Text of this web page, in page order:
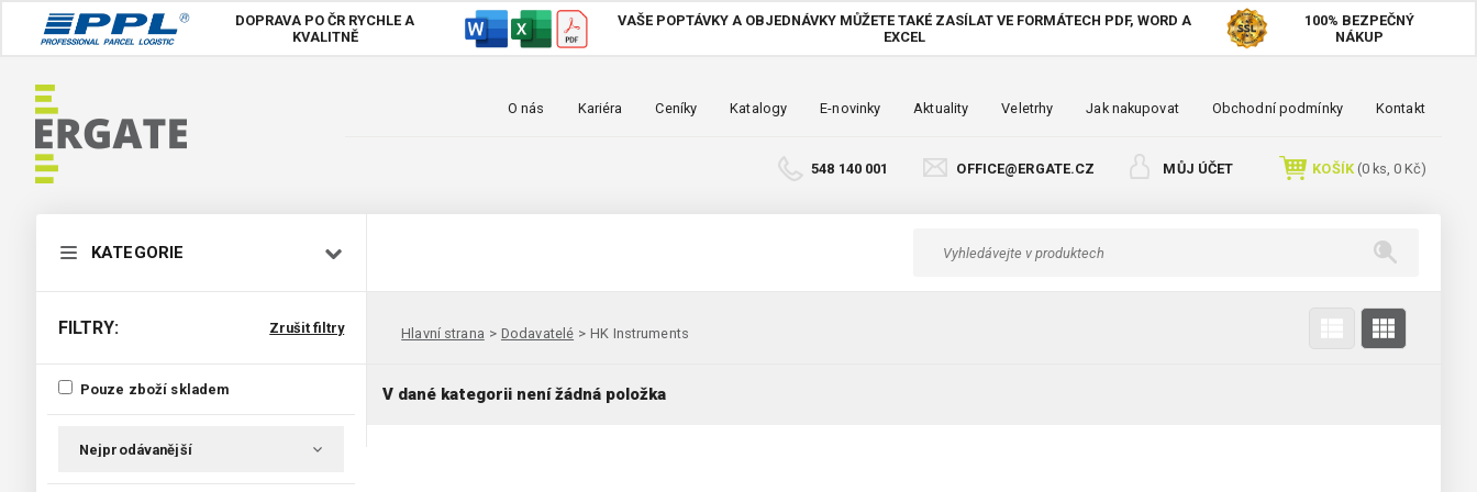
DOPRAVA PO ČR RYCHLE A
KVALITNĚ
VAŠE POPTÁVKY A OBJEDNÁVKY MŮŽETE TAKÉ ZASÍLAT VE FORMÁTECH PDF, WORD A
EXCEL
100% BEZPEČNÝ
NÁKUP
O nás Kariéra Ceníky Katalogy E-novinky Aktuality Veletrhy Jak nakupovat Obchodní podmínky Kontakt
548 140 001 OFFICE@ERGATE.CZ MŮJ ÚČET KOŠÍK(0ks, 0 Kč)
KATEGORIE
FILTRY: Zrušit filtry
Pouze zboží skladem
Hlavní strana > Dodavatelé > HK Instruments
V dané kategorii není žádná položka